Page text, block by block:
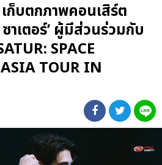
ก็บตกภาพคอนเสิร์ต
าเตอร์’ ผู้มีส่วนร่วมกับ
SPACE
TOUR IN